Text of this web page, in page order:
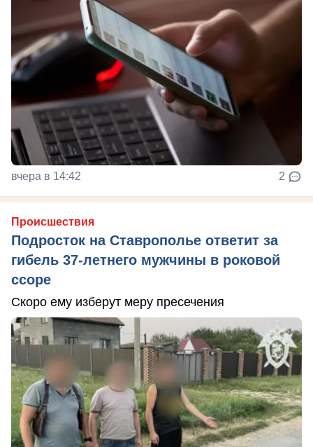
вчера в 14:42 2
Происшествия
Подросток на Ставрополье ответит за
гибель 37-летнего мужчины в роковой
ссоре
Скоро ему изберут меру пресечения